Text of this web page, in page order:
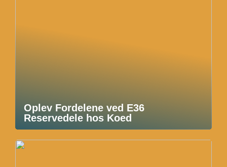
Oplev Fordelene ved E36
Reservedele hos Koed